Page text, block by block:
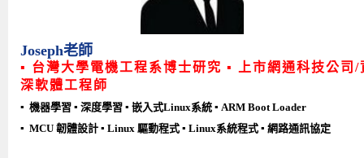
Joseph老師
▪ 台灣大學電機工程系博士研究 ▪ 上市網通科技公司/
深軟體工程師
▪ 機器學習 ▪ 深度學習 ▪ 嵌入式Linux系統 ▪ ARM Boot Loader
▪ MCU 韌體設計 ▪ Linux 驅動程式 ▪ Linux系統程式 ▪ 網路通訊協定